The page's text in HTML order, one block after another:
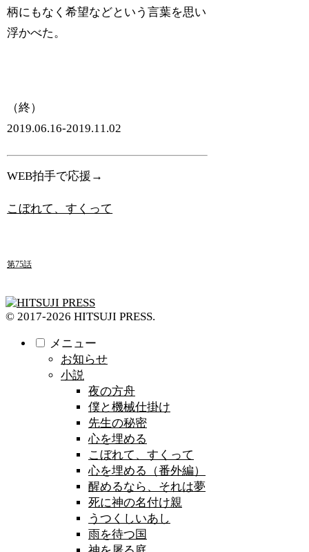
柄にもなく希望などという言葉を思い
浮かべた。
（終）
2019.06.16-2019.11.02
WEB拍手で応援→
こぼれて、すくって
第75話
© 2017-2026 HITSUJI PRESS.
メニュー
お知らせ
小説
夜の方舟
僕と機械仕掛け
先生の秘密
心を埋める
こぼれて、すくって
心を埋める（番外編）
醒めるなら、それは夢
死に神の名付け親
うつくしいあし
雨を待つ国